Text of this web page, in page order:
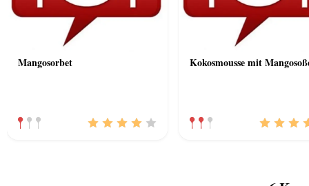
Mangosorbet Kokosmousse mit